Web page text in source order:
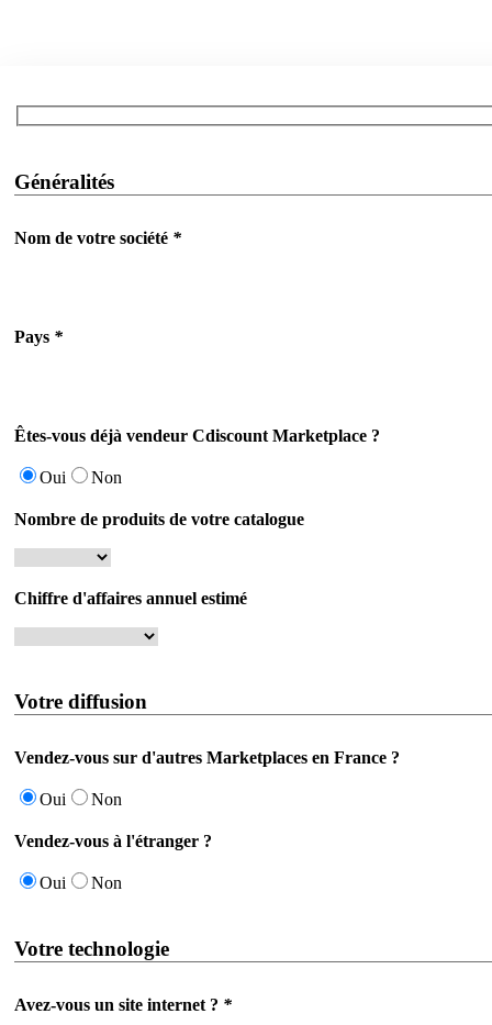
Généralités
Nom de votre société *
Pays *
Êtes-vous déjà vendeur Cdiscount Marketplace ?
Oui Non
Nombre de produits de votre catalogue
Chiffre d'affaires annuel estimé
Votre diffusion
Vendez-vous sur d'autres Marketplaces en France ?
Oui Non
Vendez-vous à l'étranger ?
Oui Non
Votre technologie
Avez-vous un site internet ? *